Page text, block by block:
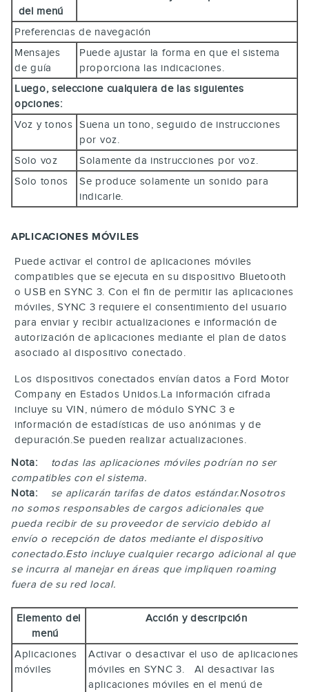
del menú
Preferencias de navegación
Mensajes
de guía
Puede ajustar la forma en que el sistema
proporciona las indicaciones.
Luego, seleccione cualquiera de las siguientes
opciones:
Voz y tonos Suena un tono, seguido de instrucciones
por voz.
Solo voz
Solamente da instrucciones por voz.
Solo tonos
Se produce solamente un sonido para
indicarle.
APLICACIONES MÓVILES
Puede activar el control de aplicaciones móviles
compatibles que se ejecuta en su dispositivo Bluetooth
o USB en SYNC 3. Con el fin de permitir las aplicaciones
móviles, SYNC 3 requiere el consentimiento del usuario
para enviar y recibir actualizaciones e información de
autorización de aplicaciones mediante el plan de datos
asociado al dispositivo conectado.
Los dispositivos conectados envían datos a Ford Motor
Company en Estados Unidos.La información cifrada
incluye su VIN, número de módulo SYNC 3 e
información de estadísticas de uso anónimas y de
depuración.Se pueden realizar actualizaciones.
Nota:
todas las aplicaciones móviles podrían no ser
compatibles con el sistema.
Nota:
se aplicarán tarifas de datos estándar.Nosotros
no somos responsables de cargos adicionales que
pueda recibir de su proveedor de servicio debido al
envío o recepción de datos mediante el dispositivo
conectado.Esto incluye cualquier recargo adicional al que
se incurra al manejar en áreas que impliquen roaming
fuera de su red local.
Elemento del
menú
Acción y descripción
Aplicaciones
móviles
Activar o desactivar el uso de aplicaciones
móviles en SYNC 3. Al desactivar las
aplicaciones móviles en el menú de